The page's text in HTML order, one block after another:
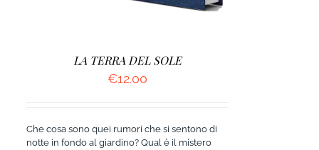
LA TERRA DEL SOLE
€12.00
Che cosa sono quei rumori che si sentono di
notte in fondo al giardino? Qual è il mistero